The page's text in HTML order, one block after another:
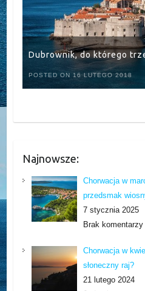
Dubrownik, do którego
POSTED ON 16 LUTEGO 2018
Najnowsze:
Chorwacja w
przedsmak
7 stycznia 2025
Brak komentarzy
Chorwacja w
słoneczny raj?
21 lutego 2024